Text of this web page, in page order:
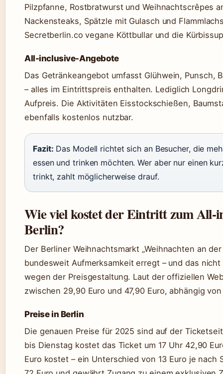
Pilzpfanne, Rostbratwurst und Weihnachtscrêpes
Nackensteaks, Spätzle mit Gulasch und
Secretberlin.co vegane Köttbullar und die
All-inclusive-Angebote
Das Getränkeangebot umfasst Glühwein, Punsch,
– alles im Eintrittspreis enthalten. Lediglich
Aufpreis. Die Aktivitäten Eisstockschießen,
ebenfalls kostenlos nutzbar.
Fazit: Das Modell richtet sich an Besucher, die
essen und trinken möchten. Wer aber nur einen
trinkt, zahlt möglicherweise drauf.
Wie viel kostet der Eintritt zum All-
Berlin?
Der Berliner Weihnachtsmarkt „Weihnachten an
bundesweit Aufmerksamkeit erregt – und das
wegen der Preisgestaltung. Laut der offiziellen
zwischen 29,90 Euro und 47,90 Euro, abhängig
Preise in Berlin
Die genauen Preise für 2025 sind auf der
bis Dienstag kostet das Ticket um 17 Uhr 42,90
Euro kostet – ein Unterschied von 13 Euro je